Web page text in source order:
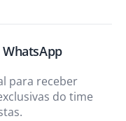
WhatsApp
para receber
do time